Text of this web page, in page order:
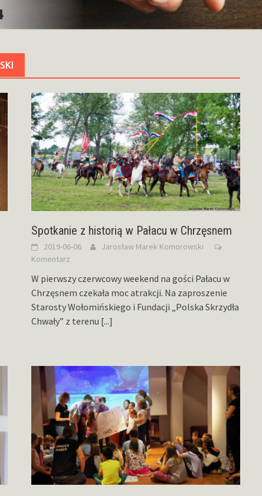
Spotkanie z historią w Pałacu w Chrzęsnem
2019-06-06
Jarosław Marek Komorowski
Komentarz
W pierwszy czerwcowy weekend na gości Pałacu w
Chrzęsnem czekała moc atrakcji. Na zaproszenie
Starosty Wołomińskiego i Fundacji „Polska Skrzydła
Chwały” z terenu [...]